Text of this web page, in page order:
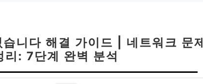
니다 해결 가이드 | 네트워크 문제
리: 7단계 완벽 분석